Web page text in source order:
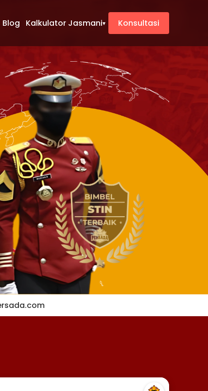
Blog Kalkulator Jasmani▾ Konsultasi